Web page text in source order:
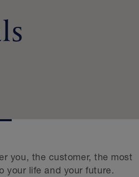
you, the customer, the most
your life and your future.